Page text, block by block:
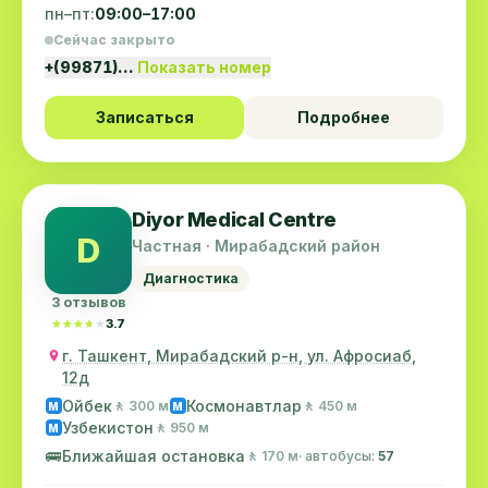
пн–пт:09:00–17:00
Сейчас закрыто
+(99871)… Показать номер
Записаться Подробнее
D
3 отзывов
★★★★★
★★★★★3.7
Diyor Medical Centre
Частная · Мирабадский район
Диагностика
г. Ташкент, Мирабадский р-н, ул. Афросиаб,
12д
M Ойбек 🚶 300 м M Космонавтлар 🚶 450 м
M Узбекистон 🚶 950 м
🚌Ближайшая остановка 🚶 170 м· автобусы: 57